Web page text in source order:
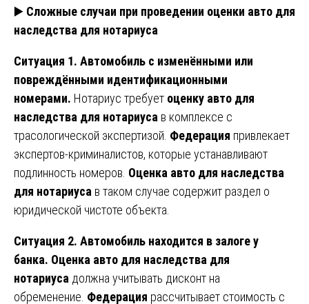
▶️ Сложные случаи при проведении оценки авто для
наследства для нотариуса
Ситуация 1. Автомобиль с изменёнными или
повреждёнными идентификационными
номерами. Нотариус требует оценку авто для
наследства для нотариуса в комплексе с
трасологической экспертизой. Федерация привлекает
экспертов-криминалистов, которые устанавливают
подлинность номеров. Оценка авто для наследства
для нотариуса в таком случае содержит раздел о
юридической чистоте объекта.
Ситуация 2. Автомобиль находится в залоге у
банка. Оценка авто для наследства для
нотариуса должна учитывать дисконт на
обременение. Федерация рассчитывает стоимость с